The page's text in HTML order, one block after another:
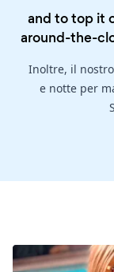
and to top it
around-the-
Inoltre, il
e notte per